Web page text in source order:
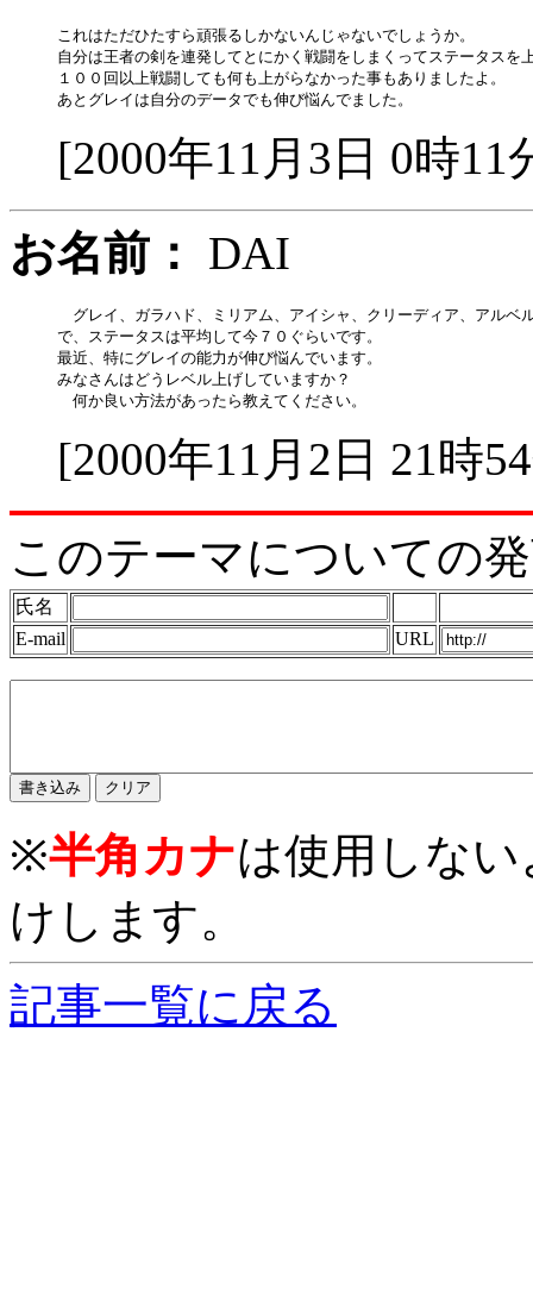
これはただひたすら頑張るしかないんじゃないでしょうか。
自分は王者の剣を連発してとにかく戦闘をしまくってステータスを
１００回以上戦闘しても何も上がらなかった事もありましたよ。
[2000年11月3日 0時11
お名前：
DAI
グレイ、ガラハド、ミリアム、アイシャ、クリーディア、アルベ
で、ステータスは平均して今７０ぐらいです。
最近、特にグレイの能力が伸び悩んでいます。
みなさんはどうレベル上げしていますか？
[2000年11月2日 21時
このテーマについての
氏名
E-mail
URL
※半角カナは使用しな
けします。
記事一覧に戻る